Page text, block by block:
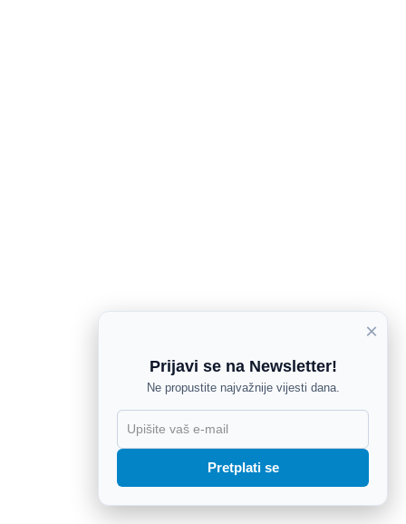
×
Prijavi se na Newsletter!
Ne propustite najvažnije vijesti dana.
Pretplati se